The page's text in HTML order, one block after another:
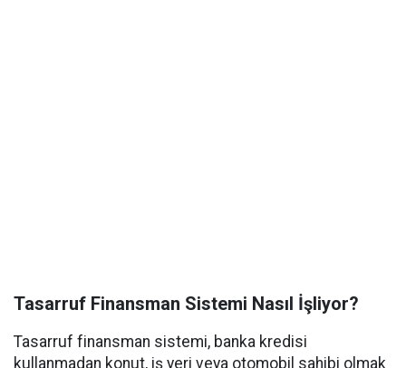
Tasarruf Finansman Sistemi Nasıl İşliyor?
Tasarruf finansman sistemi, banka kredisi
kullanmadan konut, iş yeri veya otomobil sahibi olmak